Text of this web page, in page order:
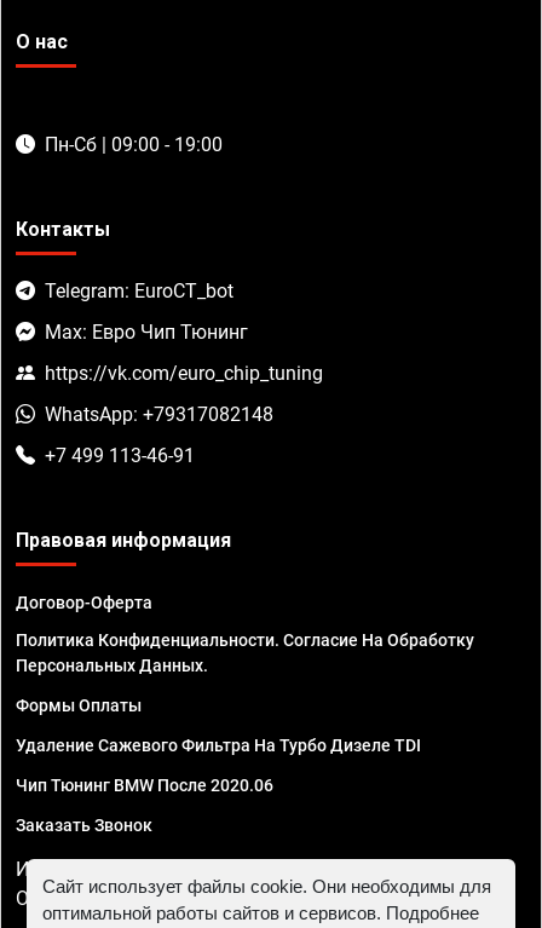
О нас
Пн-Сб | 09:00 - 19:00
Контакты
Telegram: EuroCT_bot
Max: Евро Чип Тюнинг
https://vk.com/euro_chip_tuning
WhatsApp: +79317082148
+7 499 113-46-91
Правовая информация
Договор-Оферта
Политика Конфиденциальности. Согласие На Обработку
Персональных Данных.
Формы Оплаты
Удаление Сажевого Фильтра На Турбо Дизеле TDI
Чип Тюнинг BMW После 2020.06
Заказать Звонок
ИП Смирнов Георгий Павлович. ИНН 781302555843,
ОГРНИП 324470400032610
Сайт использует файлы cookie. Они необходимы для
оптимальной работы сайтов и сервисов. Подробнее